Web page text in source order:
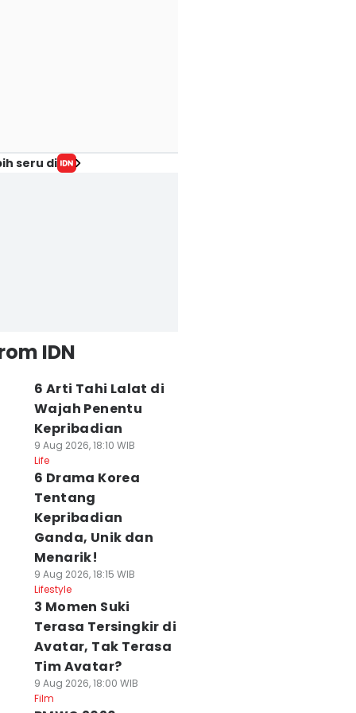
seru di
IDN
6 Arti Tahi Lalat di
Wajah Penentu
Kepribadian
9 Aug 2026, 18:10 WIB
Life
6 Drama Korea
Tentang
Kepribadian
Ganda, Unik dan
Menarik!
9 Aug 2026, 18:15 WIB
Lifestyle
3 Momen Suki
Terasa Tersingkir di
Avatar, Tak Terasa
Tim Avatar?
9 Aug 2026, 18:00 WIB
Film